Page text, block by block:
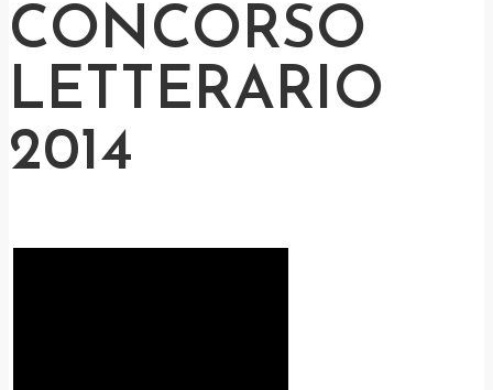
CONCORSO
LETTERARIO
2014